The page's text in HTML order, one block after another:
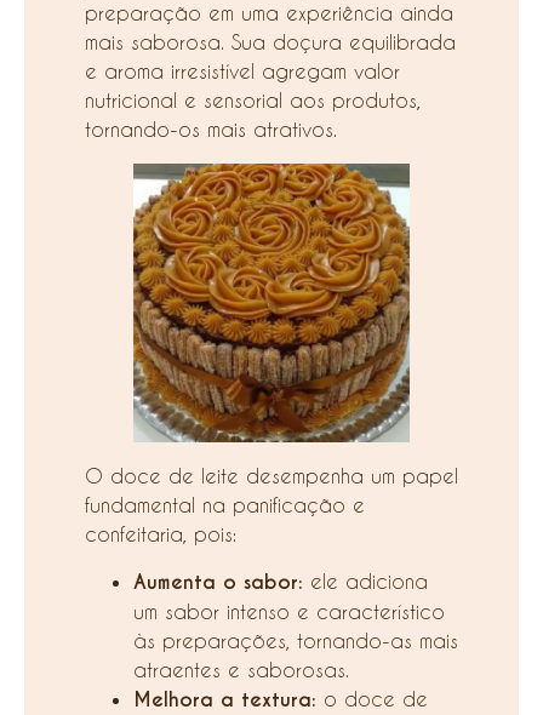
preparação em uma experiência ainda
mais saborosa. Sua doçura equilibrada
e aroma irresistível agregam valor
nutricional e sensorial aos produtos,
tornando-os mais atrativos.
O doce de leite desempenha um papel
fundamental na panificação e
confeitaria, pois:
Aumenta o sabor: ele adiciona
um sabor intenso e característico
às preparações, tornando-as mais
atraentes e saborosas.
Melhora a textura: o doce de